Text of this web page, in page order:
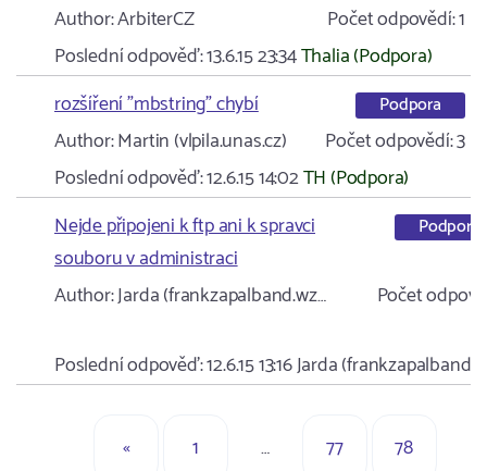
Author:ArbiterCZ Počet odpovědí:1
Poslední odpověď:13.6.15 23:34Thalia (Podpora)
rozšíření "mbstring" chybí
Podpora
Author:Martin (vlpila.unas.cz) Počet odpovědí:3
Poslední odpověď:12.6.15 14:02TH (Podpora)
Nejde připojeni k ftp ani k spravci
souboru v administraci
Podpora
Author:Jarda (frankzapalband.wz… Počet
Poslední odpověď:12.6.15 13:16Jarda
« 1 … 77 78